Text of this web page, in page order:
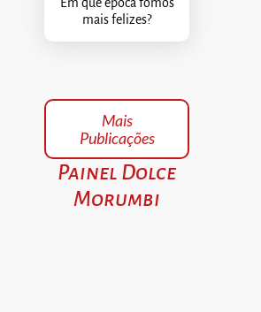
mais felizes?
Mais
Publicações
Painel Dolce
Morumbi